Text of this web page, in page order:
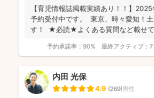
【育児情報誌掲載実績あり！！】
予約受付中です。 東京、時々愛知！
す！ ★必読★よくある質問など載せて
予約承諾率： 90% 最終アクティブ： 7
内田 光保
4.9 (269)男性